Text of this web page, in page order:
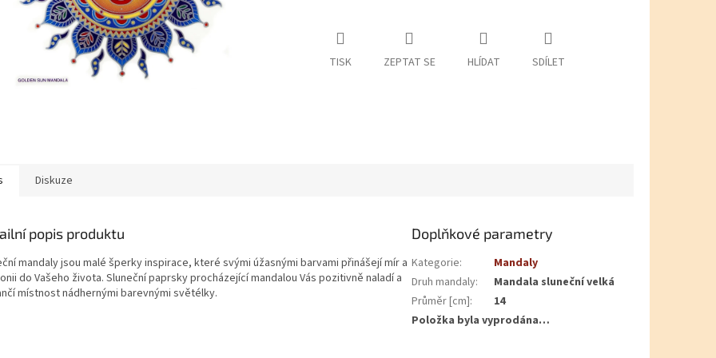
TISK ZEPTAT SE HLÍDAT SDÍLET
Diskuze
popis produktu
mandaly jsou malé šperky inspirace, které svými úžasnými barvami přinášejí mír a
do Vašeho života. Sluneční paprsky procházející mandalou Vás pozitivně naladí a
místnost nádhernými barevnými světélky.
Doplňkové parametry
Kategorie:
Mandaly
Druh mandaly:
Mandala sluneční velká
Průměr [cm]:
14
Položka byla vyprodána…